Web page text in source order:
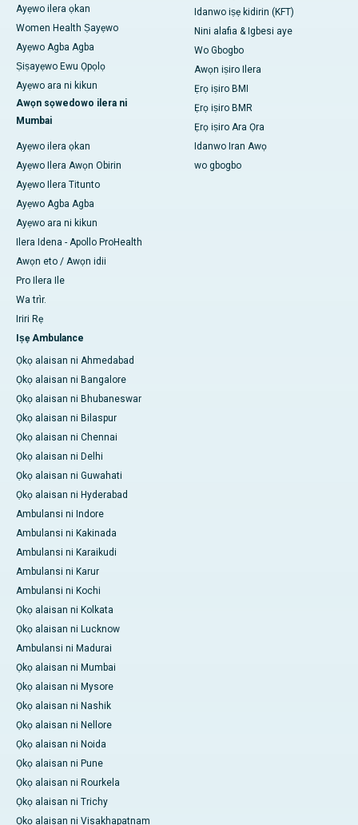
Ayẹwo ilera ọkan
Women Health Ṣayẹwo
Ayẹwo Agba Agba
Ṣiṣayẹwo Ewu Ọpọlọ
Ayẹwo ara ni kikun
Awọn sọwedowo ilera ni
Mumbai
Ayẹwo ilera ọkan
Ayẹwo Ilera Awọn Obirin
Ayẹwo Ilera Titunto
Ayẹwo Agba Agba
Ayẹwo ara ni kikun
Ilera Idena - Apollo ProHealth
Awọn eto / Awọn idii
Pro Ilera Ile
Wa trìr.
Iriri Rẹ
Iṣẹ Ambulance
Ọkọ alaisan ni Ahmedabad
Ọkọ alaisan ni Bangalore
Ọkọ alaisan ni Bhubaneswar
Ọkọ alaisan ni Bilaspur
Ọkọ alaisan ni Chennai
Ọkọ alaisan ni Delhi
Ọkọ alaisan ni Guwahati
Ọkọ alaisan ni Hyderabad
Ambulansi ni Indore
Ambulansi ni Kakinada
Ambulansi ni Karaikudi
Ambulansi ni Karur
Ambulansi ni Kochi
Ọkọ alaisan ni Kolkata
Ọkọ alaisan ni Lucknow
Ambulansi ni Madurai
Ọkọ alaisan ni Mumbai
Ọkọ alaisan ni Mysore
Ọkọ alaisan ni Nashik
Ọkọ alaisan ni Nellore
Ọkọ alaisan ni Noida
Ọkọ alaisan ni Pune
Ọkọ alaisan ni Rourkela
Ọkọ alaisan ni Trichy
Ọkọ alaisan ni Visakhapatnam
Idanwo iṣẹ kidirin (KFT)
Nini alafia & Igbesi aye
Wo Gbogbo
Awọn iṣiro Ilera
Ẹrọ iṣiro BMI
Ẹrọ iṣiro BMR
Ẹrọ iṣiro Ara Ọra
Idanwo Iran Awọ
wo gbogbo